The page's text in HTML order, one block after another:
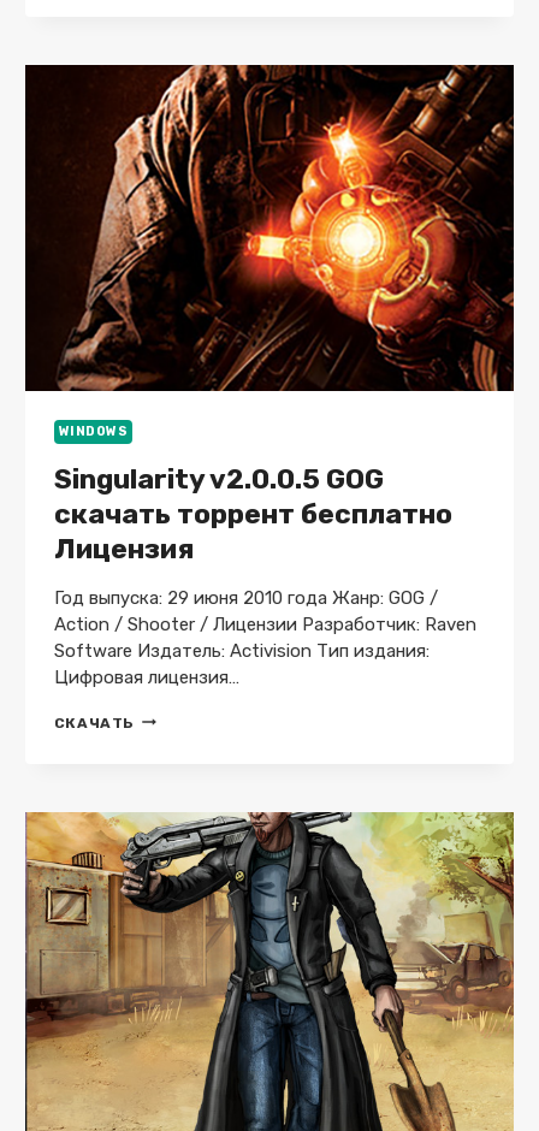
THE
WISPS
WINDOWS
Singularity v2.0.0.5 GOG
скачать торрент бесплатно
Лицензия
Год выпуска: 29 июня 2010 года Жанр: GOG /
Action / Shooter / Лицензии Разработчик: Raven
Software Издатель: Activision Тип издания:
Цифровая лицензия…
СКАЧАТЬ SINGULARITY
БЕСПЛАТНО
ЛИЦЕНЗИЯ